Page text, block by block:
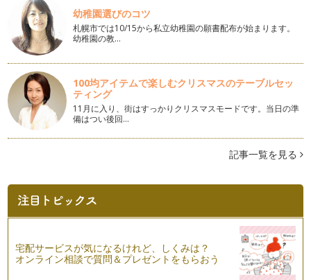
冬野菜を食べよう♪
みなさん、こんにちは！ アクティブ野菜ソムリエの岩本 香
です。 いよいよ冬が始まりまし…
冬至とカボチャ
皆さん、こんにちは！ アクティブ野菜ソムリエの岩本 香で
す。 立冬を過ぎ、肌寒い日…
調味料のひみつ
皆さん、こんにちは！ アクティブ野菜ソムリエの岩本 香で
こんにちは！ アクティブ野菜ソムリエの 岩本香です。 一
雨ごとに秋が近づいているの…
こんにちは、アクティブ野菜ソムリエの岩本 香です。金木犀
の花の香りが漂い、秋の訪れを感じま…
幼稚園選びのコツ
札幌市では10/15から私立幼稚園の願書配布が始まります。
幼稚園の教…
100均アイテムで楽しむクリスマスのテーブルセッ
ティング
11月に入り、街はすっかりクリスマスモードです。当日の準
備はつい後回…
記事一覧を見る
宅配サービスが気になるけれど、しくみは？
オンライン相談で質問＆プレゼントをもらおう